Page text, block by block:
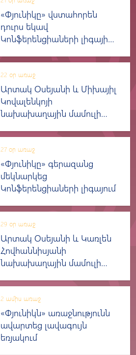
«Փյունիկը» վստահորեն
դուրս եկավ
Կոնֆերենցիաների լիգայի
22 օր առաջ
Արտակ Օսեյանի և Միխայիլ
Կովալենկոյի
նախախաղային մամուլի
27 օր առաջ
«Փյունիկը» գերազանց
մեկնարկեց
Կոնֆերենցիաների լիգայում
29 օր առաջ
Արտակ Օսեյանի և Կառլեն
Հովհաննիսյանի
նախախաղային մամուլի
2 ամիս առաջ
«Փյունիկն» առաջնությունն
ավարտեց լավագույն
եռյակում